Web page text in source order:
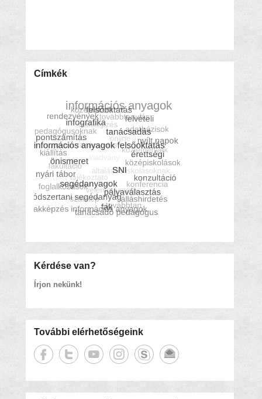
Címkék
Kérdése van?
Írjon nekünk!
További elérhetőségeink